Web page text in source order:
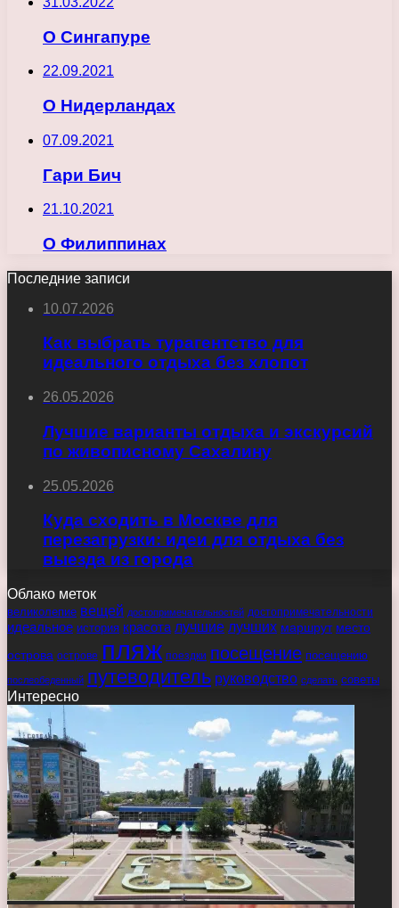
О Сингапуре
22.09.2021
О Нидерландах
07.09.2021
Гари Бич
21.10.2021
О Филиппинах
Последние записи
10.07.2026
Как выбрать турагентство для
идеального отдыха без хлопот
26.05.2026
Лучшие варианты отдыха и экскурсий
по живописному Сахалину
25.05.2026
Куда сходить в Москве для
перезагрузки: идеи для отдыха без
выезда из города
Облако меток
великолепие вещей достопримечательностей достопримечательности
идеальное история красота лучшие лучших маршрут место
острова острове пляж поездки посещение посещению
послеобеденный путеводитель руководство сделать советы
Интересно